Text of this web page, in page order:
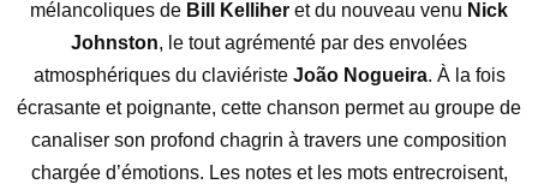
mélancoliques de Bill Kelliher et du nouveau venu Nick
Johnston, le tout agrémenté par des envolées
atmosphériques du claviériste João Nogueira. À la fois
écrasante et poignante, cette chanson permet au groupe de
canaliser son profond chagrin à travers une composition
chargée d’émotions. Les notes et les mots entrecroisent,